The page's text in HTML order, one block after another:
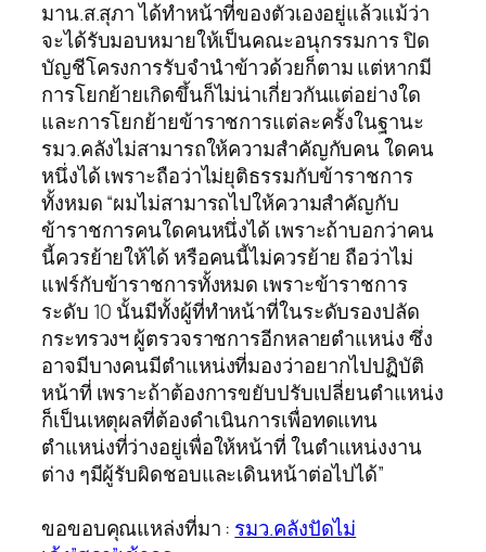
มาน.ส.สุภา ได้ทำหน้าที่ของตัวเองอยู่แล้วแม้ว่า
จะได้รับมอบหมายให้เป็นคณะอนุกรรมการ ปิด
บัญชีโครงการรับจำนำข้าวด้วยก็ตาม แต่หากมี
การโยกย้ายเกิดขึ้นก็ไม่น่าเกี่ยวกันแต่อย่างใด
และการโยกย้ายข้าราชการแต่ละครั้งในฐานะ
รมว.คลังไม่สามารถให้ความสำคัญกับคน ใดคน
หนึ่งได้ เพราะถือว่าไม่ยุติธรรมกับข้าราชการ
ทั้งหมด “ผมไม่สามารถไปให้ความสำคัญกับ
ข้าราชการคนใดคนหนึ่งได้ เพราะถ้าบอกว่าคน
นี้ควรย้ายให้ได้ หรือคนนี้ไม่ควรย้าย ถือว่าไม่
แฟร์กับข้าราชการทั้งหมด เพราะข้าราชการ
ระดับ 10 นั้นมีทั้งผู้ที่ทำหน้าที่ในระดับรองปลัด
กระทรวงฯ ผู้ตรวจราชการอีกหลายตำแหน่ง ซึ่ง
อาจมีบางคนมีตำแหน่งที่มองว่าอยากไปปฏิบัติ
หน้าที่ เพราะถ้าต้องการขยับปรับเปลี่ยนตำแหน่ง
ก็เป็นเหตุผลที่ต้องดำเนินการเพื่อทดแทน
ตำแหน่งที่ว่างอยู่เพื่อให้หน้าที่ ในตำแหน่งงาน
ต่าง ๆมีผู้รับผิดชอบและเดินหน้าต่อไปได้”
ขอขอบคุณแหล่งที่มา : รมว.คลังปัดไม่